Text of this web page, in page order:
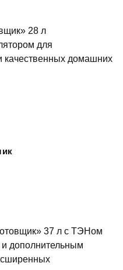
28 л
для
качественных домашних
37 л с ТЭНом
дополнительным